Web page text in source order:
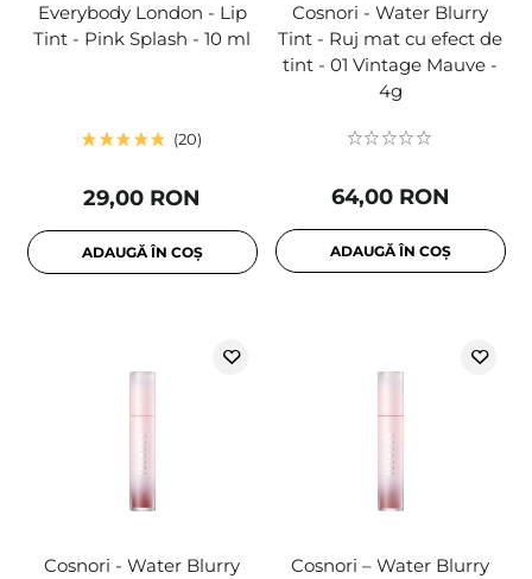
Everybody London - Lip
Tint - Pink Splash - 10 ml
20
29,00 RON
ADAUGĂ ÎN COȘ
Cosnori - Water Blurry
Tint - Ruj mat cu efect de
tint - 01 Vintage Mauve -
4g
64,00 RON
ADAUGĂ ÎN COȘ
Cosnori - Water Blurry
Cosnori – Water Blurry